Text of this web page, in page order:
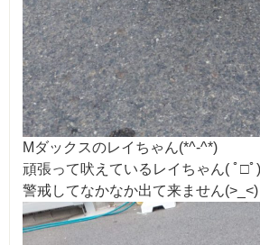
Mダックスのレイちゃん(*^-^*)
頑張って吠えているレイちゃん( ﾟ□
警戒してなかなか出て来ません(>_<)